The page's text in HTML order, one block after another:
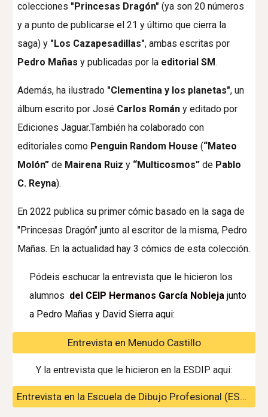
colecciones "Princesas Dragón" (ya son 20 números
y a punto de publicarse el 21 y último que cierra la
saga) y "Los Cazapesadillas", ambas escritas por
Pedro Mañas y publicadas por la editorial SM.
Además, ha ilustrado "Clementina y los planetas", un
álbum escrito por José Carlos Román y editado por
Ediciones Jaguar.También ha colaborado con
editoriales como Penguin Random House (“Mateo
Molón” de Mairena Ruiz y “Multicosmos” de Pablo
C. Reyna).
En 2022 publica su primer cómic basado en la saga de
"Princesas Dragón" junto al escritor de la misma, Pedro
Mañas. En la actualidad hay 3 cómics de esta colección.
Pódeis eschucar la entrevista que le hicieron los
alumnos del CEIP Hermanos García Nobleja junto
a Pedro Mañas y David Sierra aqui:
Entrevista en Menudo Castillo
Y la entrevista que le hicieron en la ESDIP aqui:
Entrevista en la Escuela de Dibujo Profesional (ESDIP)